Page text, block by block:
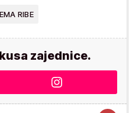
RIBE
zajednice.